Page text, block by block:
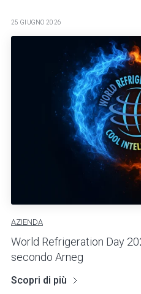
25 GIUGNO 2026
AZIENDA
World Refrigeration Day
secondo Arneg
Scopri di più